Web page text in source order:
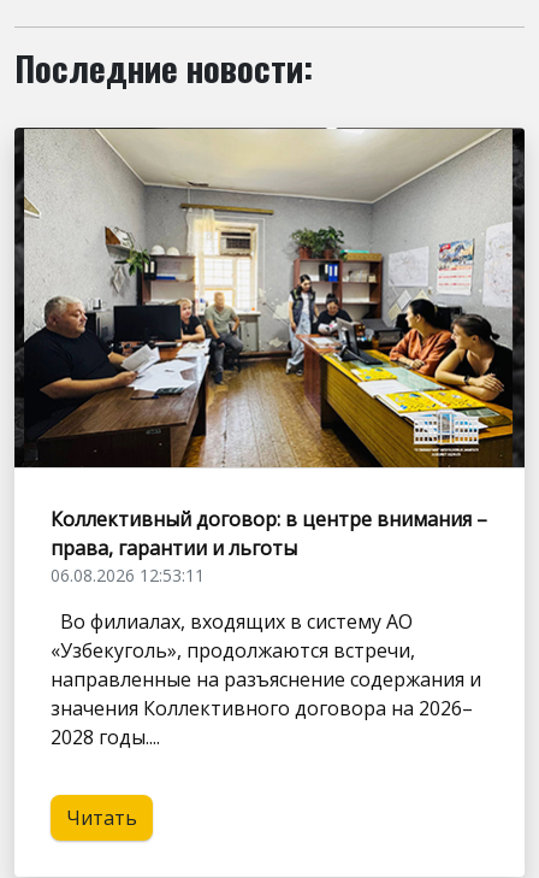
Последние новости:
Коллективный договор: в центре внимания –
права, гарантии и льготы
06.08.2026 12:53:11
Во филиалах, входящих в систему АО
«Узбекуголь», продолжаются встречи,
направленные на разъяснение содержания и
значения Коллективного договора на 2026–
2028 годы....
Читать